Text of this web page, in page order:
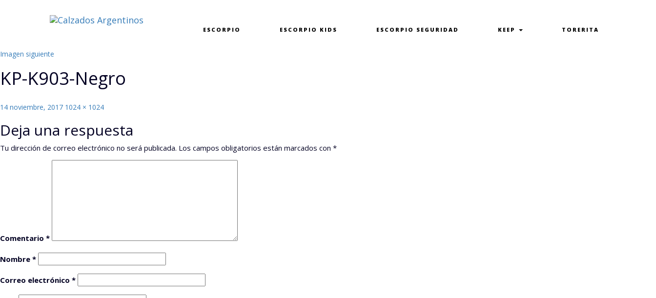
ESCORPIO ESCORPIO KIDS ESCORPIO SEGURIDAD KEEP TORERITA
Imagen siguiente
KP-K903-Negro
Publicado
14 noviembre, 2017 Tamaño
1024 × 1024
Deja una respuesta
Tu dirección de correo electrónico no será publicada. Los campos obligatorios están marcados con *
Comentario *
Nombre *
Correo electrónico *